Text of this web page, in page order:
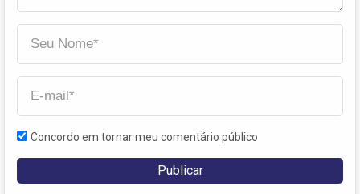
Concordo em tornar meu comentário público